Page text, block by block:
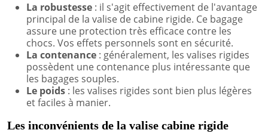
La robustesse : il s'agit effectivement de l'avantage
principal de la valise de cabine rigide. Ce bagage
assure une protection très efficace contre les
chocs. Vos effets personnels sont en sécurité.
La contenance : généralement, les valises rigides
possèdent une contenance plus intéressante que
les bagages souples.
Le poids : les valises rigides sont bien plus légères
et faciles à manier.
Les inconvénients de la valise cabine rigide